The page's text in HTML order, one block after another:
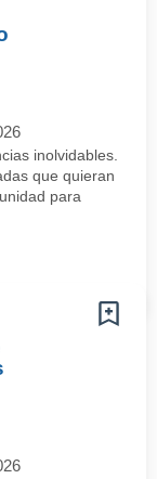
inolvidables.
que quieran
para